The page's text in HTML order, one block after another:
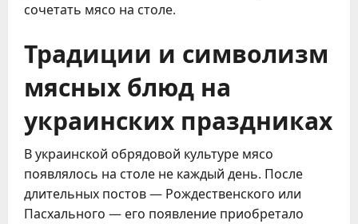
сочетать мясо на столе.
Традиции и символизм
мясных блюд на
украинских праздниках
В украинской обрядовой культуре мясо
появлялось на столе не каждый день. После
длительных постов — Рождественского или
Пасхального — его появление приобретало